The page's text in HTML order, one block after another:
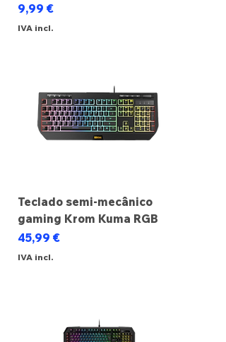
Preço
9,99 €
IVA incl.
Teclado semi-mecânico
gaming Krom Kuma RGB
Preço
45,99 €
IVA incl.